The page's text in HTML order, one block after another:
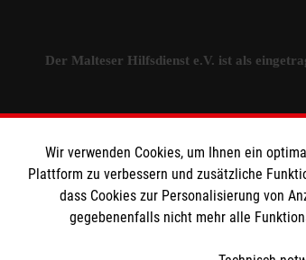
Der Malteser Hilfsdienst e.V. ist als
Wir verwenden Cookies, um Ihnen ein
Plattform zu verbessern und zusätzliche
dass Cookies zur Personalisierung von
gegebenenfalls nicht mehr alle